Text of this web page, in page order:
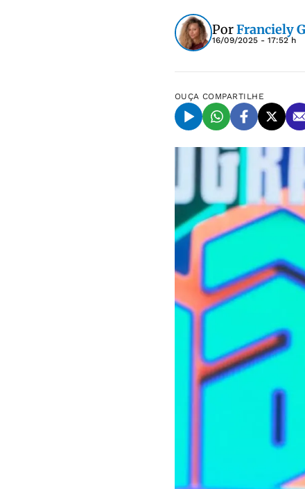
PorFranciely
16/09/2025 - 17:52 h
OUÇA COMPARTILHE